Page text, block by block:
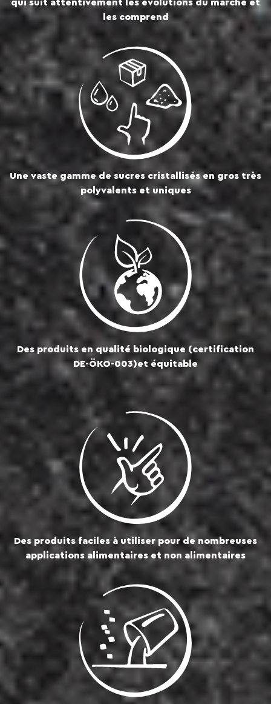
qui suit attentivement les évolutions du marché et
les comprend
Une vaste gamme de sucres cristallisés en gros très
polyvalents et uniques
Des produits en qualité biologique (certification
DE-ÖKO-003)et équitable
Des produits faciles à utiliser pour de nombreuses
applications alimentaires et non alimentaires